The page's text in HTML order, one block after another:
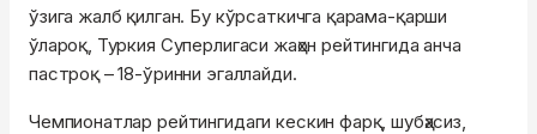
ўзига жалб қилган. Бу кўрсаткичга қарама-қарши
ўлароқ, Туркия Суперлигаси жаҳон рейтингида анча
пастроқ – 18-ўринни эгаллайди.
Чемпионатлар рейтингидаги кескин фарқ, шубҳасиз,